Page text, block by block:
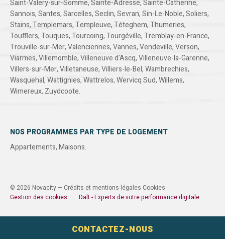
Saint-Valery-sur-Somme,Sainte-Adresse,Sainte-Catherine,
Sannois,Santes,Sarcelles,Seclin,Sevran,Sin-Le-Noble,Soliers,
Stains,Templemars,Templeuve,Téteghem,Thumeries,
Toufflers,Touques,Tourcoing,Tourgéville,Tremblay-en-France,
Trouville-sur-Mer,Valenciennes,Vannes,Vendeville,Verson,
Viarmes,Villemomble,Villeneuve d'Ascq,Villeneuve-la-Garenne,
Villers-sur-Mer,Villetaneuse,Villiers-le-Bel,Wambrechies,
Wasquehal,Wattignies,Wattrelos,Wervicq Sud,Willems,
Wimereux, Zuydcoote.
NOS PROGRAMMES PAR TYPE DE LOGEMENT
Appartements,Maisons.
© 2026 Novacity — Crédits et mentions légales Cookies
Gestion des cookies
Dalt - Experts de votre performance digitale
CONTACTEZ-NOUS